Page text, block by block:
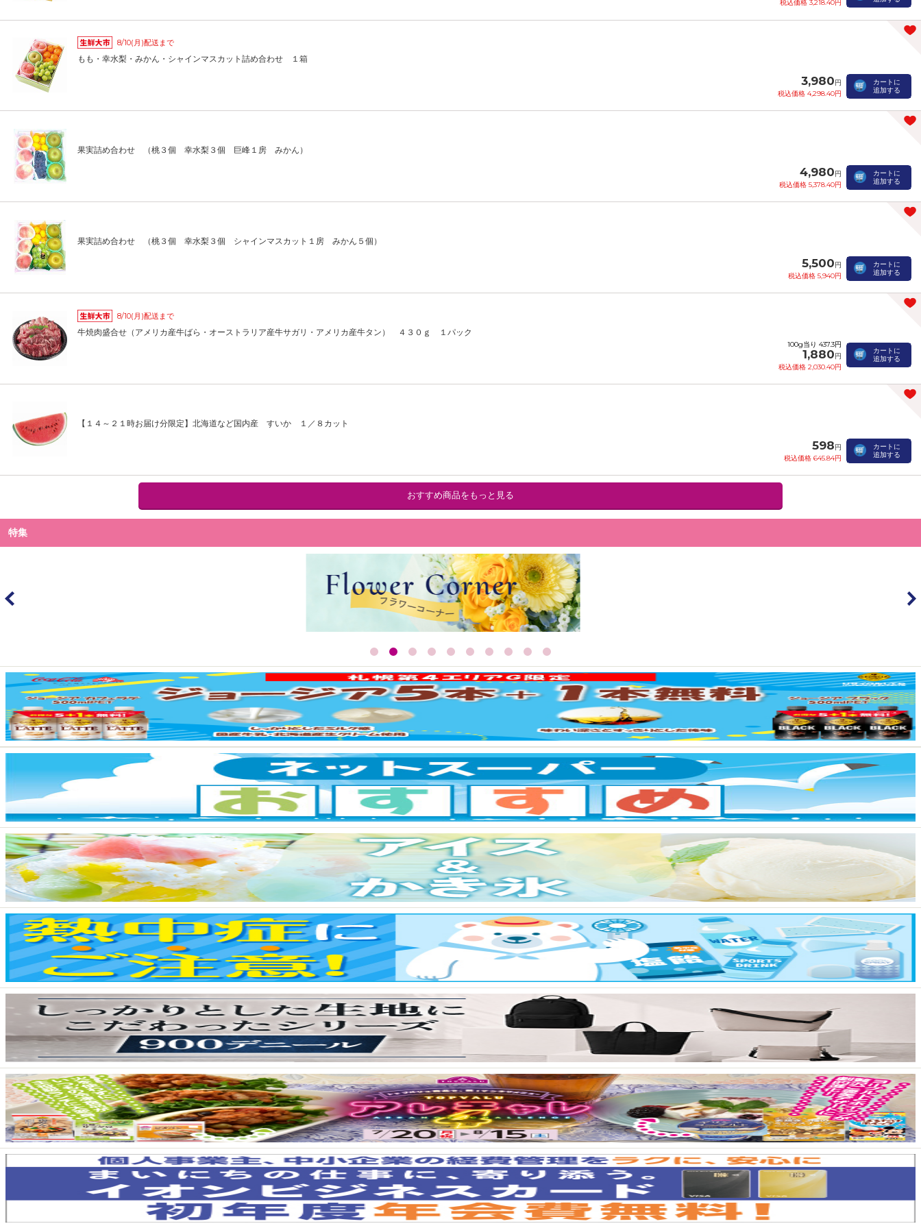
税込価格 3,218.40円
8/10(月)配送まで
もも・幸水梨・みかん・シャインマスカット詰め合わせ １箱
3,980円
税込価格 4,298.40円
カートに
追加する
果実詰め合わせ （桃３個 幸水梨３個 巨峰１房 みかん）
4,980円
税込価格 5,378.40円
カートに
追加する
果実詰め合わせ （桃３個 幸水梨３個 シャインマスカット１房 みかん５個）
5,500円
税込価格 5,940円
カートに
追加する
8/10(月)配送まで
牛焼肉盛合せ（アメリカ産牛ばら・オーストラリア産牛サガリ・アメリカ産牛タン） ４３０ｇ １パック
100g当り 437.3円
1,880円
税込価格 2,030.40円
カートに
追加する
【１４～２１時お届け分限定】北海道など国内産 すいか １／８カット
598円
税込価格 645.84円
カートに
追加する
おすすめ商品をもっと見る
特集